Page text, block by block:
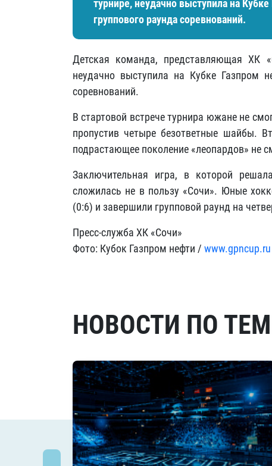
турнире, неудачно выступила на
группового раунда соревнований.
Детская команда, представляющая ХК
неудачно выступила на Кубке Газпром
соревнований.
В стартовой встрече турнира южане не
пропустив четыре безответные шайбы.
подрастающее поколение «леопардов» не
Заключительная игра, в которой
сложилась не в пользу «Сочи». Юные
(0:6) и завершили групповой раунд на
Пресс-служба ХК «Сочи»
Фото: Кубок Газпром нефти / www.gpncup.ru
НОВОСТИ ПО